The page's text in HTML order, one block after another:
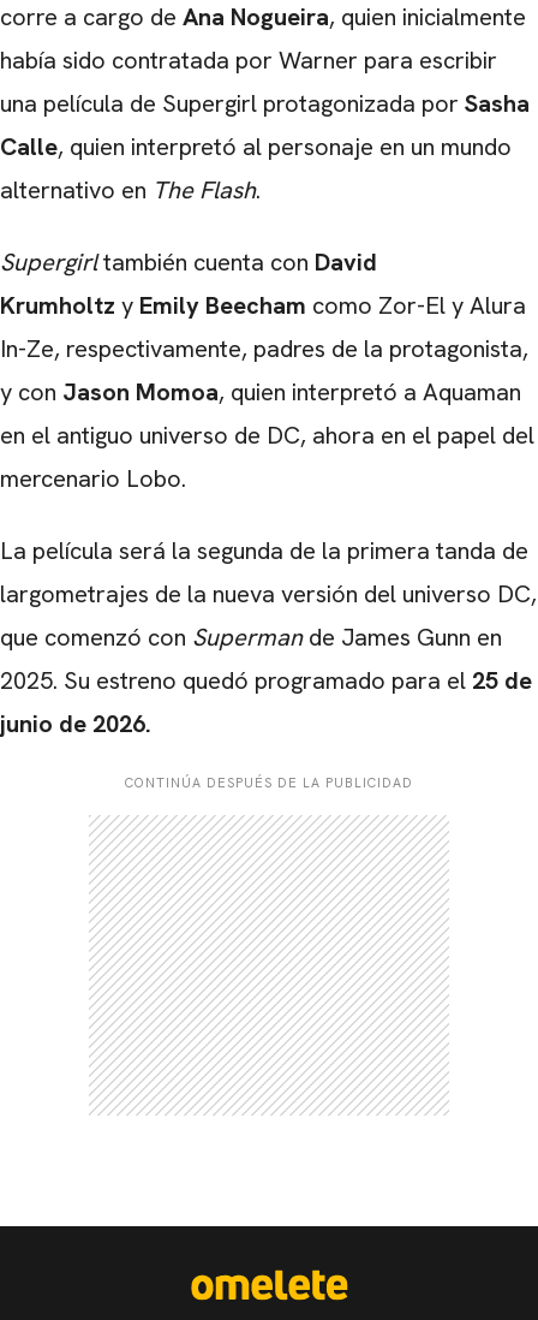
corre a cargo de Ana Nogueira, quien inicialmente
había sido contratada por Warner para escribir
una película de Supergirl protagonizada por Sasha
Calle, quien interpretó al personaje en un mundo
alternativo en The Flash.
Supergirltambién cuenta con David
Krumholtz y Emily Beecham como Zor-El y Alura
In-Ze, respectivamente, padres de la protagonista,
y con Jason Momoa, quien interpretó a Aquaman
en el antiguo universo de DC, ahora en el papel del
mercenario Lobo.
La película será la segunda de la primera tanda de
largometrajes de la nueva versión del universo DC,
que comenzó con Supermande James Gunn en
2025. Su estreno quedó programado para el 25 de
junio de 2026.
CONTINÚA DESPUÉS DE LA PUBLICIDAD